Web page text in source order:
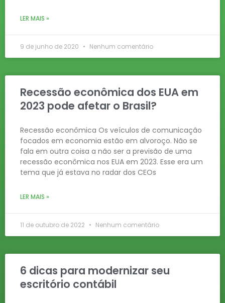
LER MAIS »
9 de junho de 2020 Nenhum comentário
Recessão econômica dos EUA em
2023 pode afetar o Brasil?
Recessão econômica Os veículos de comunicação
focados em economia estão em alvoroço. Não se
fala em outra coisa a não ser a previsão de uma
recessão econômica nos EUA em 2023. Esse era um
tema que já estava no radar dos CEOs
LER MAIS »
11 de outubro de 2022 Nenhum comentário
6 dicas para modernizar seu
escritório contábil